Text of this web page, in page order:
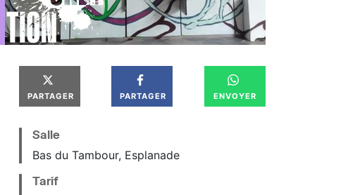
PARTAGER PARTAGER ENVOYER
Salle
Bas du Tambour, Esplanade
Tarif